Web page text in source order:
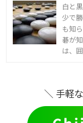
白と
少で
も知
碁が
は、
＼ 手軽